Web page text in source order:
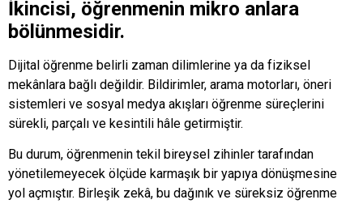
İkincisi, öğrenmenin mikro anlara
bölünmesidir.
Dijital öğrenme belirli zaman dilimlerine ya da fiziksel
mekânlara bağlı değildir. Bildirimler, arama motorları, öneri
sistemleri ve sosyal medya akışları öğrenme süreçlerini
sürekli, parçalı ve kesintili hâle getirmiştir.
Bu durum, öğrenmenin tekil bireysel zihinler tarafından
yönetilemeyecek ölçüde karmaşık bir yapıya dönüşmesine
yol açmıştır. Birleşik zekâ, bu dağınık ve süreksiz öğrenme